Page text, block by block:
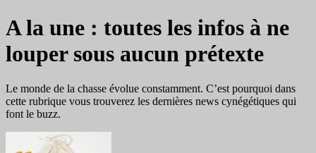
A la une : toutes les infos à ne
louper sous aucun prétexte
Le monde de la chasse évolue constamment. C’est pourquoi dans
cette rubrique vous trouverez les dernières news cynégétiques qui
font le buzz.